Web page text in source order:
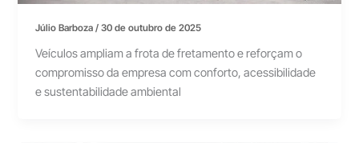
Júlio Barboza/30 de outubro de 2025
Veículos ampliam a frota de fretamento e reforçam o
compromisso da empresa com conforto, acessibilidade
e sustentabilidade ambiental